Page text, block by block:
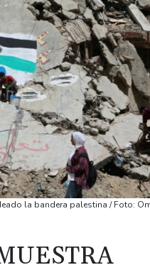
la bandera palestina / Foto: